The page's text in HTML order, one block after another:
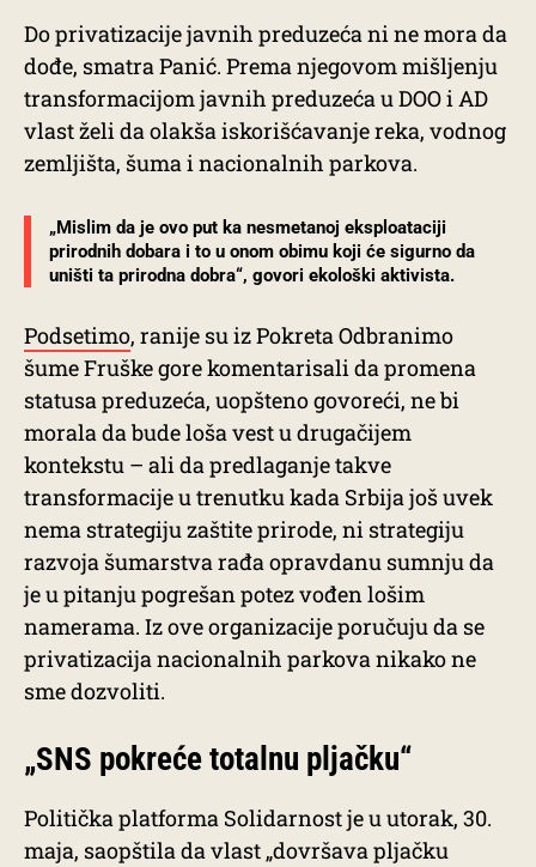
Do privatizacije javnih preduzeća ni ne mora da
dođe, smatra Panić. Prema njegovom mišljenju
transformacijom javnih preduzeća u DOO i AD
vlast želi da olakša iskorišćavanje reka, vodnog
zemljišta, šuma i nacionalnih parkova.
„Mislim da je ovo put ka nesmetanoj eksploataciji
prirodnih dobara i to u onom obimu koji će sigurno da
uništi ta prirodna dobra“, govori ekološki aktivista.
Podsetimo, ranije su iz Pokreta Odbranimo
šume Fruške gore komentarisali da promena
statusa preduzeća, uopšteno govoreći, ne bi
morala da bude loša vest u drugačijem
kontekstu – ali da predlaganje takve
transformacije u trenutku kada Srbija još uvek
nema strategiju zaštite prirode, ni strategiju
razvoja šumarstva rađa opravdanu sumnju da
je u pitanju pogrešan potez vođen lošim
namerama. Iz ove organizacije poručuju da se
privatizacija nacionalnih parkova nikako ne
sme dozvoliti.
„SNS pokreće totalnu pljačku“
Politička platforma Solidarnost je u utorak, 30.
maja, saopštila da vlast „dovršava pljačku